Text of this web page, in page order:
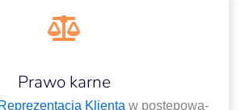
Prawo karne
Repre­zen­ta­cja Klien­ta w postę­po­wa­